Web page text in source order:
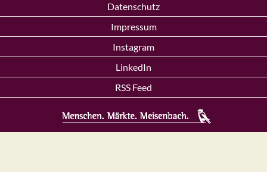
Datenschutz
Impressum
Instagram
LinkedIn
RSS Feed